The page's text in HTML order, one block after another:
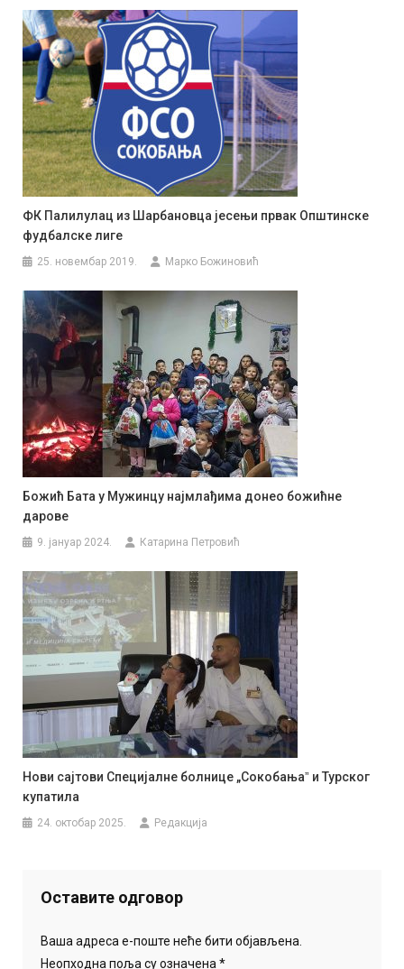
ФК Палилулац из Шарбановца јесењи првак Општинске
фудбалске лиге
25. новембар 2019. Марко Божиновић
Божић Бата у Мужинцу најмлађима донео божићне
дарове
9. јануар 2024. Катарина Петровић
Нови сајтови Специјалне болнице „Сокобањаˮ и Турског
купатила
24. октобар 2025. Редакција
Оставите одговор
Ваша адреса е-поште неће бити објављена.
Неопходна поља су означена*